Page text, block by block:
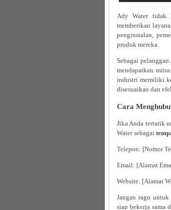
Ady Water tidak
memberikan
penginstalan,
produk mereka.
Sebagai
mendapatkan
industri memiliki
disesuaikan dan
Cara
Jika Anda tertarik
Water sebagai
Telepon: [Nomor
Email: [Alamat
Website: [Alamat
Jangan ragu
siap bekerja sama